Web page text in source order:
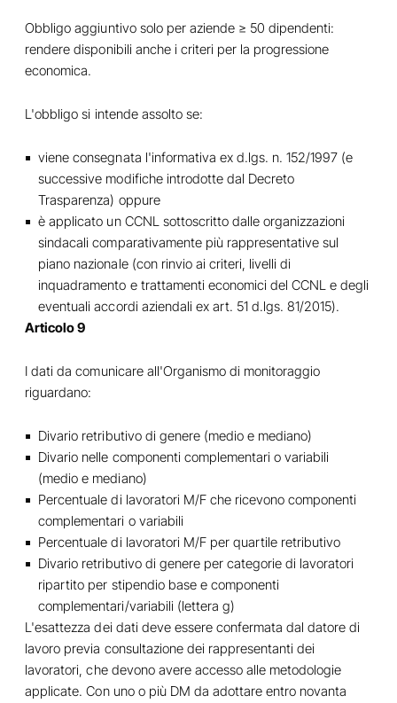
Obbligo aggiuntivo solo per aziende ≥ 50 dipendenti:
rendere disponibili anche i criteri per la progressione
economica.
L'obbligo si intende assolto se:
viene consegnata l'informativa ex d.lgs. n. 152/1997 (e
successive modifiche introdotte dal Decreto
Trasparenza) oppure
è applicato un CCNL sottoscritto dalle organizzazioni
sindacali comparativamente più rappresentative sul
piano nazionale (con rinvio ai criteri, livelli di
inquadramento e trattamenti economici del CCNL e degli
eventuali accordi aziendali ex art. 51 d.lgs. 81/2015).
Articolo 9
I dati da comunicare all'Organismo di monitoraggio
riguardano:
Divario retributivo di genere (medio e mediano)
Divario nelle componenti complementari o variabili
(medio e mediano)
Percentuale di lavoratori M/F che ricevono componenti
complementari o variabili
Percentuale di lavoratori M/F per quartile retributivo
Divario retributivo di genere per categorie di lavoratori
ripartito per stipendio base e componenti
complementari/variabili (lettera g)
L'esattezza dei dati deve essere confermata dal datore di
lavoro previa consultazione dei rappresentanti dei
lavoratori, che devono avere accesso alle metodologie
applicate. Con uno o più DM da adottare entro novanta